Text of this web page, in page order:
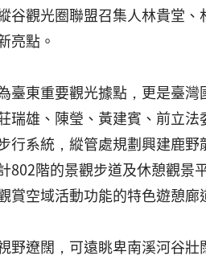
谷觀光圈聯盟召集人林貴堂
亮點。
臺東重要觀光據點，更是臺
瑞雄、陳瑩、黃建賓、前立
行系統，縱管處規劃興建鹿
802階的景觀步道及休憩觀景
賞空域活動功能的特色遊憩廊
野遼闊，可遠眺卑南溪河谷